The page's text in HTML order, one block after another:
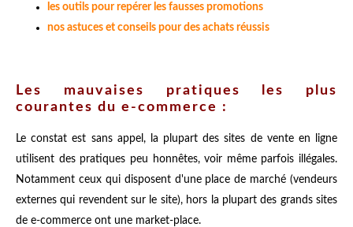
les outils pour repérer les fausses promotions
nos astuces et conseils pour des achats réussis
Les mauvaises pratiques les plus
courantes du e-commerce :
Le constat est sans appel, la plupart des sites de vente en ligne
utilisent des pratiques peu honnêtes, voir même parfois illégales.
Notamment ceux qui disposent d'une place de marché (vendeurs
externes qui revendent sur le site), hors la plupart des grands sites
de e-commerce ont une market-place.